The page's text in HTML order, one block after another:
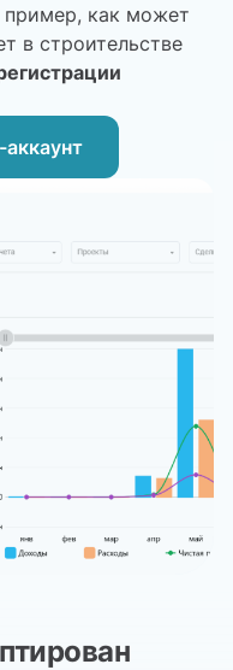
пример, как может
в строительстве